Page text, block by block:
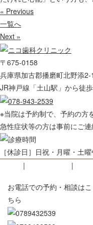
« Previous
一覧へ
Next »
〒675-0158
兵庫県加古郡播磨町北野添
JR神戸線「土山駅」から徒
※当院は予約制で、予約の方
急性症状等の方は事前にご連
［休診日］日祝・月曜・土
© 2019 ニコ歯科クリニック.
お電話での予約・相談はこ
ちら